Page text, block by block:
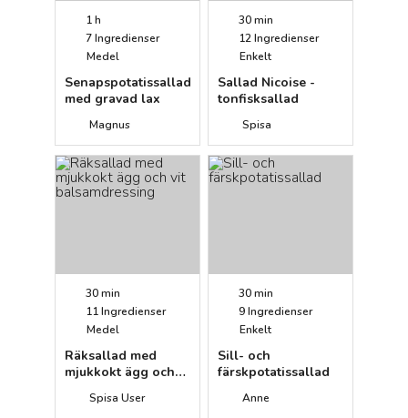
1 h
7Ingredienser
Medel
Senapspotatissallad
med gravad lax
Magnus
30 min
12Ingredienser
Enkelt
Sallad Nicoise -
tonfisksallad
Spisa
30 min
11Ingredienser
Medel
Räksallad med
mjukkokt ägg och
Spisa User
30 min
9Ingredienser
Enkelt
Sill- och
färskpotatissallad
Anne